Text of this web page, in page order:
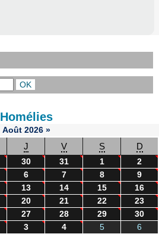
Homélies
Août 2026 »
J V S D
30 31 1
2
6 7 8
9
13 14 15
16
20 21 22
23
27 28 29
30
3 4 5 6